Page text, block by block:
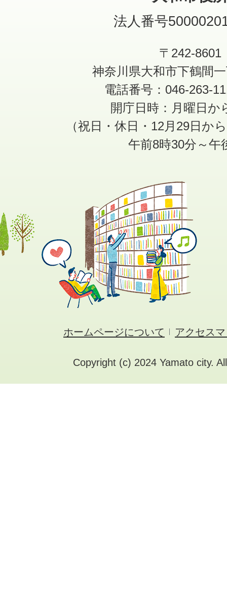
法人番号
〒242-8601
神奈川県大和市下鶴間
電話番号：046-263-
開庁日時：月曜日か
（祝日・休日・12月29日か
午前8時30分～午
ホームページについて アクセス
Copyright (c) 2024 Yamato city.